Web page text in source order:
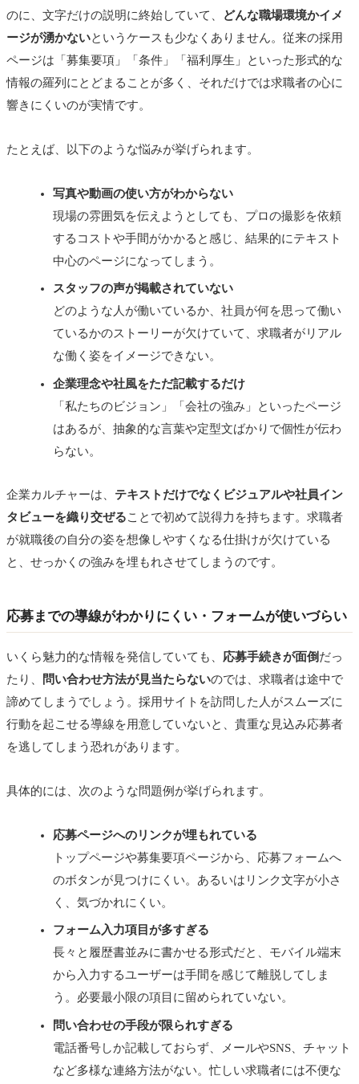
のに、文字だけの説明に終始していて、
どんな職場環境かイメ
ージが湧かないというケースも少なくありません。従来の採用
ページは「募集要項」「条件」「福利厚生」といった形式的な
情報の羅列にとどまることが多く、それだけでは求職者の心に
響きにくいのが実情です。
たとえば、以下のような悩みが挙げられます。
写真や動画の使い方がわからない
現場の雰囲気を伝えようとしても、プロの撮影を依頼
するコストや手間がかかると感じ、結果的にテキスト
中心のページになってしまう。
スタッフの声が掲載されていない
どのような人が働いているか、社員が何を思って働い
ているかのストーリーが欠けていて、求職者がリアル
な働く姿をイメージできない。
企業理念や社風をただ記載するだけ
「私たちのビジョン」「会社の強み」といったページ
はあるが、抽象的な言葉や定型文ばかりで個性が伝わ
らない。
企業カルチャーは、 テキストだけでなくビジュアルや社員イン
タビューを織り交ぜることで初めて説得力を持ちます。求職者
が就職後の自分の姿を想像しやすくなる仕掛けが欠けている
と、せっかくの強みを埋もれさせてしまうのです。
応募までの導線がわかりにくい・フォームが使いづらい
いくら魅力的な情報を発信していても、 応募手続きが面倒だっ
たり、
問い合わせ方法が見当たらないのでは、求職者は途中で
諦めてしまうでしょう。採用サイトを訪問した人がスムーズに
行動を起こせる導線を用意していないと、貴重な見込み応募者
を逃してしまう恐れがあります。
具体的には、次のような問題例が挙げられます。
応募ページへのリンクが埋もれている
トップページや募集要項ページから、応募フォームへ
のボタンが見つけにくい。あるいはリンク文字が小さ
く、気づかれにくい。
フォーム入力項目が多すぎる
長々と履歴書並みに書かせる形式だと、モバイル端末
から入力するユーザーは手間を感じて離脱してしま
う。必要最小限の項目に留められていない。
問い合わせの手段が限られすぎる
電話番号しか記載しておらず、メールやSNS、チャット
など多様な連絡方法がない。忙しい求職者には不便な